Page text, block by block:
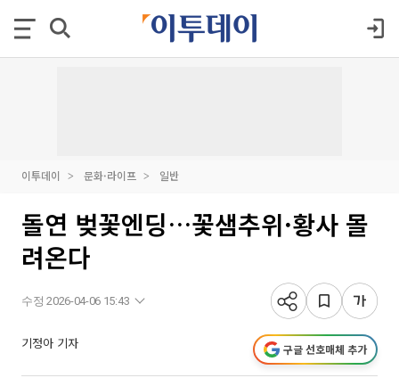
이투데이 문화·라이프 일반
돌연 벚꽃엔딩…꽃샘추위·황사 몰
려온다
수정 2026-04-06 15:43
기정아 기자 구글 선호매체 추가